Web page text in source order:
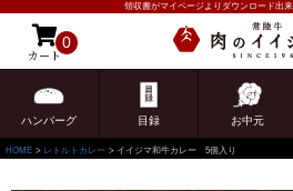
領収書がマイページよりダウンロード出
カート
0
ハンバーグ 目録 お中元
ゲスト 様こんに
ログイン
HOME レトルトカレー イイジマ和牛カレー 5個入り